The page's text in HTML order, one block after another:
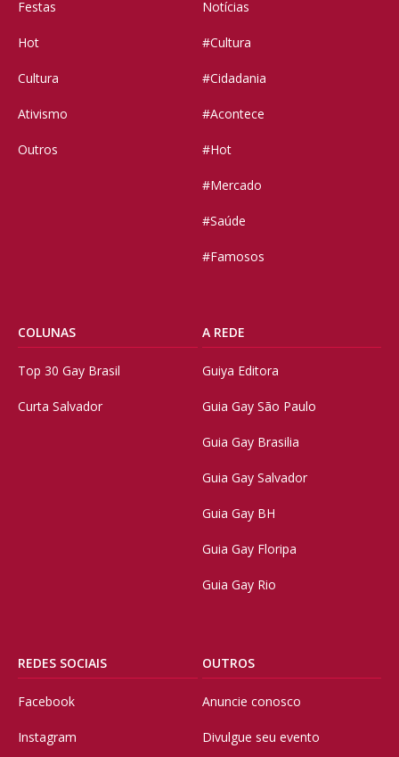
Festas
Hot
Cultura
Ativismo
Outros
Notícias
#Cultura
#Cidadania
#Acontece
#Hot
#Mercado
#Saúde
#Famosos
COLUNAS
Top 30 Gay Brasil
Curta Salvador
A REDE
Guiya Editora
Guia Gay São Paulo
Guia Gay Brasilia
Guia Gay Salvador
Guia Gay BH
Guia Gay Floripa
Guia Gay Rio
REDES SOCIAIS
Facebook
Instagram
OUTROS
Anuncie conosco
Divulgue seu evento